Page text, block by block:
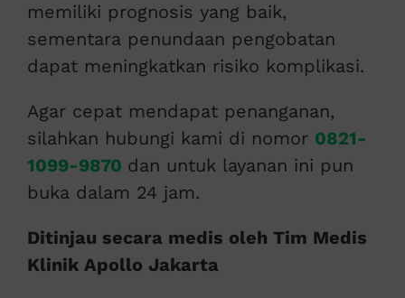
memiliki prognosis yang baik,
sementara penundaan pengobatan
dapat meningkatkan risiko komplikasi.
Agar cepat mendapat penanganan,
silahkan hubungi kami di nomor 0821-
1099-9870 dan untuk layanan ini pun
buka dalam 24 jam.
Ditinjau secara medis oleh Tim Medis
Klinik Apollo Jakarta